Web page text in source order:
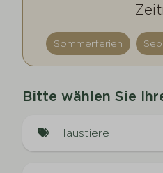
Sommerferien
Bitte wählen Sie
Haustiere